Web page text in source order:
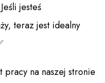
jesteś
teraz jest idealny
pracy na naszej stronie